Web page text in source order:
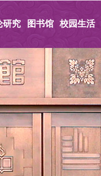
研究 图书馆 校园生活